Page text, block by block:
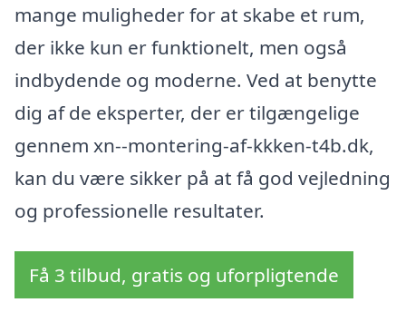
mange muligheder for at skabe et rum,
der ikke kun er funktionelt, men også
indbydende og moderne. Ved at benytte
dig af de eksperter, der er tilgængelige
gennem xn--montering-af-kkken-t4b.dk,
kan du være sikker på at få god vejledning
og professionelle resultater.
Få 3 tilbud, gratis og uforpligtende